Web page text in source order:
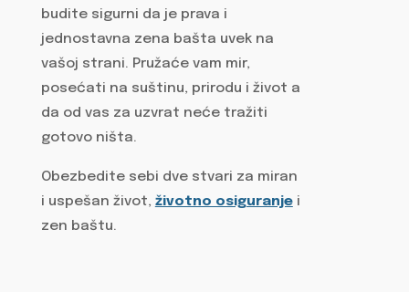
budite sigurni da je prava i
jednostavna zena bašta uvek na
vašoj strani. Pružaće vam mir,
posećati na suštinu, prirodu i život a
da od vas za uzvrat neće tražiti
gotovo ništa.
Obezbedite sebi dve stvari za miran
i uspešan život, životno osiguranjei
zen baštu.